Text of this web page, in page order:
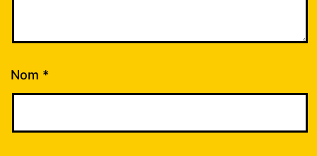
Nom *